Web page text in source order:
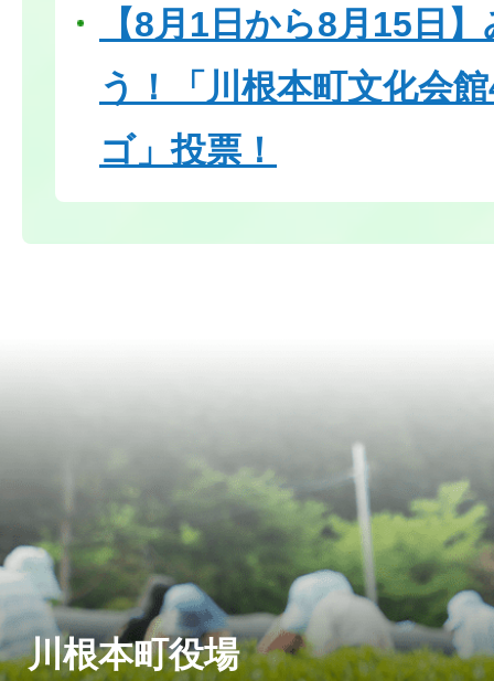
【8月1日から8月15日
う！「川根本町文化会
ゴ」投票！
川根本町役場